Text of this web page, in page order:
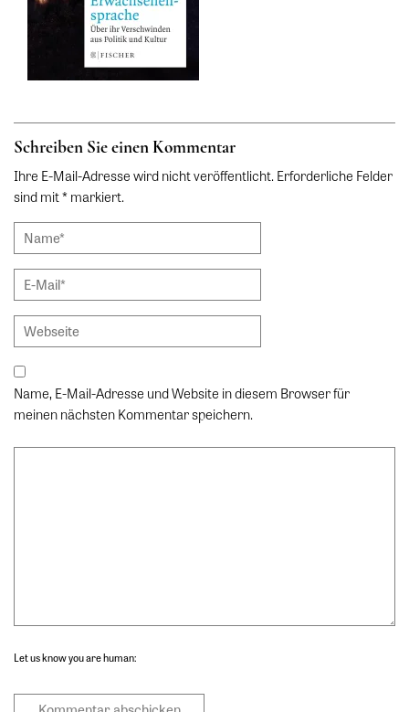
Schreiben Sie einen Kommentar
Ihre E-Mail-Adresse wird nicht veröffentlicht. Erforderliche Felder
sind mit * markiert.
Name, E-Mail-Adresse und Website in diesem Browser für
meinen nächsten Kommentar speichern.
Let us know you are human: